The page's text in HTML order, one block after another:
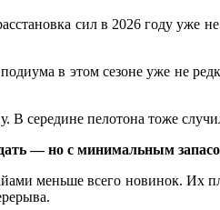
сил в 2026 году
в этом сезоне уже не
середине пелотона тоже
— но с минимальным
меньше всего новинок. Их